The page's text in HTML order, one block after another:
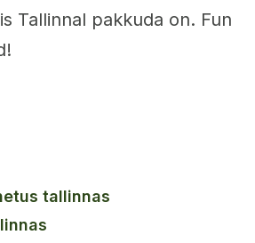
Tallinnal pakkuda on. Fun
tallinnas